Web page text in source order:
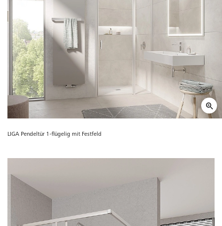
LIGA Pendeltür 1-flügelig mit Festfeld